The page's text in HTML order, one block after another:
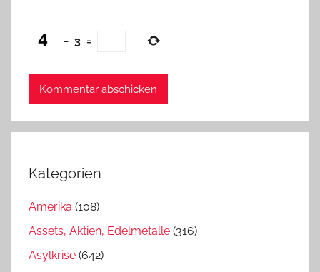
− 3 =
Kategorien
Amerika (108)
Assets, Aktien, Edelmetalle (316)
Asylkrise (642)